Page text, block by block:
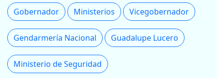
Gobernador Ministerios Vicegobernador
Gendarmería Nacional Guadalupe Lucero
Ministerio de Seguridad